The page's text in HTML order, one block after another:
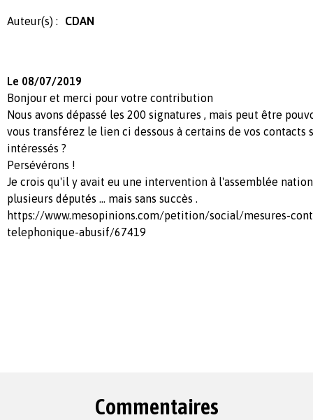
Auteur(s) : CDAN
Le 08/07/2019
Bonjour et merci pour votre contribution
Nous avons dépassé les 200 signatures , mais peut être
vous transférez le lien ci dessous à certains de vos contacts
intéressés ?
Persévérons !
Je crois qu'il y avait eu une intervention à l'assemblée
plusieurs députés ... mais sans succès .
https://www.mesopinions.com/petition/social/mesures-
telephonique-abusif/67419
Commentaires